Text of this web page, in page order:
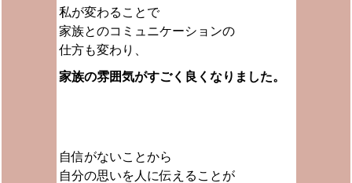
私が変わることで
家族とのコミュニケーションの
仕方も変わり、
家族の雰囲気がすごく良くなりました。
自信がないことから
自分の思いを人に伝えることが